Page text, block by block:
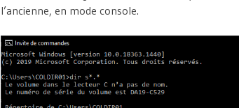
l’ancienne, en mode console.